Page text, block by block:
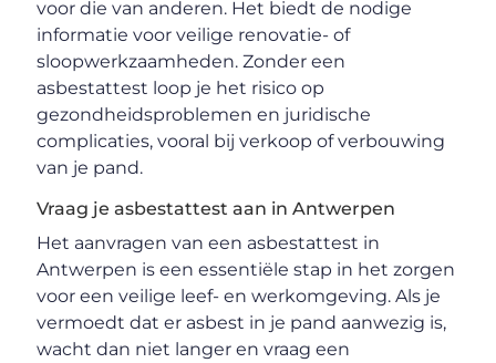
voor die van anderen. Het biedt de nodige
informatie voor veilige renovatie- of
sloopwerkzaamheden. Zonder een
asbestattest loop je het risico op
gezondheidsproblemen en juridische
complicaties, vooral bij verkoop of verbouwing
van je pand.
Vraag je asbestattest aan in Antwerpen
Het aanvragen van een asbestattest in
Antwerpen is een essentiële stap in het zorgen
voor een veilige leef- en werkomgeving. Als je
vermoedt dat er asbest in je pand aanwezig is,
wacht dan niet langer en vraag een